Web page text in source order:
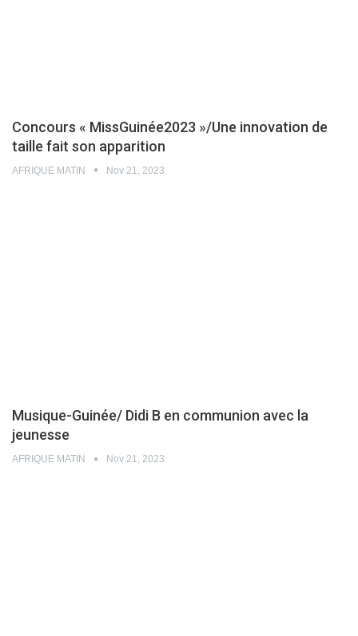
Concours « MissGuinée2023 »/Une innovation de
taille fait son apparition
AFRIQUE MATIN Nov 21, 2023
Musique-Guinée/ Didi B en communion avec la
jeunesse
AFRIQUE MATIN Nov 21, 2023